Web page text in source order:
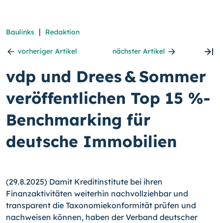
Baulinks | Redaktion
vorheriger Artikel nächster Artikel
vdp und Drees & Sommer
veröffentlichen Top 15 %-
Benchmarking für
deutsche Immobilien
(29.8.2025) Damit Kreditinstitute bei ihren
Finanzaktivitäten weiterhin nachvollziehbar und
transparent die Taxonomiekonformität prüfen und
nachweisen können, haben der Verband deutscher